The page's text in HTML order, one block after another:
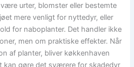
urter, blomster eller bestemte
mere venligt for nyttedyr, eller
for naboplanter. Det handler ikke
men om praktiske effekter. Når
af planter, bliver køkkenhaven
kan gøre det sværere for skadedyr